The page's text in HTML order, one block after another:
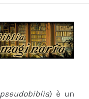
pseudobiblia) è un